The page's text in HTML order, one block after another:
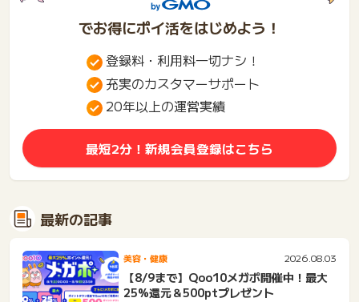
でお得にポイ活をはじめよう！
登録料・利用料一切ナシ！
充実のカスタマーサポート
20年以上の運営実績
最短2分！新規会員登録はこちら
最新の記事
美容・健康 2026.08.03
【8/9まで】Qoo10メガポ開催中！最大
25%還元＆500ptプレゼント